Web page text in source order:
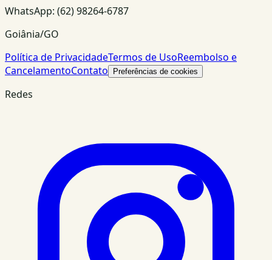
WhatsApp: (62) 98264-6787
Goiânia/GO
Política de PrivacidadeTermos de UsoReembolso e
CancelamentoContato Preferências de cookies
Redes